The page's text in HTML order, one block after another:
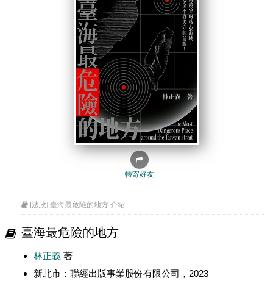
轉寄好友
[法政] 臺海最危險的地方 介紹
臺海最危險的地方
林正義著
新北市：聯經出版事業股份有限公司，2023